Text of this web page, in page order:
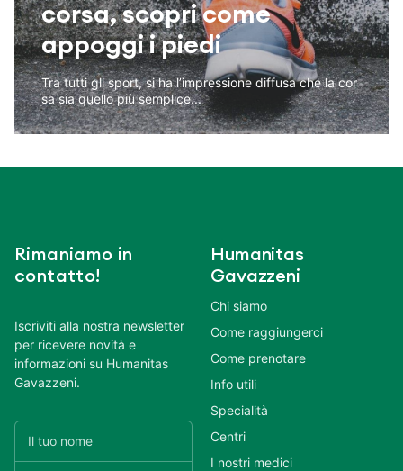
corsa, scopri come
appoggi i piedi
Tra tutti gli sport, si ha l’impressione diffusa che la cor
sa sia quello più semplice...
Rimaniamo in
contatto!
Iscriviti alla nostra newsletter
per ricevere novità e
informazioni su Humanitas
Gavazzeni.
Humanitas
Gavazzeni
Chi siamo
Come raggiungerci
Come prenotare
Info utili
Specialità
Centri
I nostri medici